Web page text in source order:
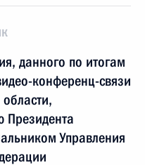
данного по итогам
конференц-связи
Президента
Управления